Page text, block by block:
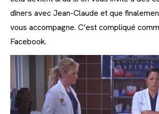
dîners avec Jean-Claude et que
vous accompagne. C’est compliqué
Facebook.